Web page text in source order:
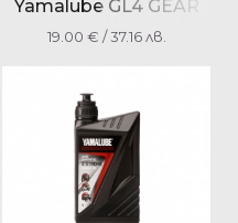
Yamalube GL4 GEAR
OIL SAE90
19.00 € / 37.16 лв.